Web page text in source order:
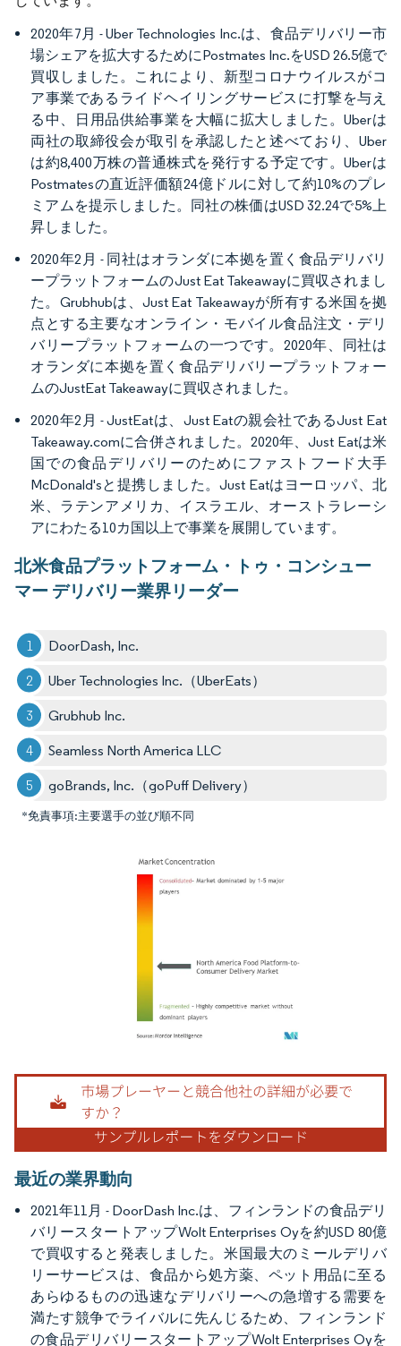
2020年7月 - Uber Technologies Inc.は、食品デリバリー市
場シェアを拡大するためにPostmates Inc.をUSD 26.5億で
買収しました。これにより、新型コロナウイルスがコ
ア事業であるライドヘイリングサービスに打撃を与え
る中、日用品供給事業を大幅に拡大しました。Uberは
両社の取締役会が取引を承認したと述べており、Uber
は約8,400万株の普通株式を発行する予定です。Uberは
Postmatesの直近評価額24億ドルに対して約10%のプレ
ミアムを提示しました。同社の株価はUSD 32.24で5%上
昇しました。
2020年2月 - 同社はオランダに本拠を置く食品デリバリ
ープラットフォームのJust Eat Takeawayに買収されまし
た。Grubhubは、Just Eat Takeawayが所有する米国を拠
点とする主要なオンライン・モバイル食品注文・デリ
バリープラットフォームの一つです。2020年、同社は
オランダに本拠を置く食品デリバリープラットフォー
ムのJustEat Takeawayに買収されました。
2020年2月 - JustEatは、Just Eatの親会社であるJust Eat
Takeaway.comに合併されました。2020年、Just Eatは米
国での食品デリバリーのためにファストフード大手
McDonald'sと提携しました。Just Eatはヨーロッパ、北
米、ラテンアメリカ、イスラエル、オーストラレーシ
アにわたる10カ国以上で事業を展開しています。
北米食品プラットフォーム・トゥ・コンシュー
マー デリバリー業界リーダー
DoorDash, Inc.
Uber Technologies Inc.（UberEats）
Grubhub Inc.
Seamless North America LLC
goBrands, Inc.（goPuff Delivery）
*免責事項:主要選手の並び順不同
画像 © Mordor Intelligence。再利用にはCC BY 4.0の表示が必要です。
最近の業界動向
2021年11月 - DoorDash Inc.は、フィンランドの食品デリ
バリースタートアップWolt Enterprises Oyを約USD 80億
で買収すると発表しました。米国最大のミールデリバ
リーサービスは、食品から処方薬、ペット用品に至る
あらゆるものの迅速なデリバリーへの急増する需要を
満たす競争でライバルに先んじるため、フィンランド
の食品デリバリースタートアップWolt Enterprises Oyを